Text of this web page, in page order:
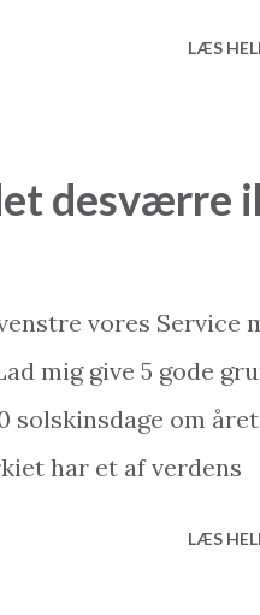
er fra starten af
Dette blog-
Holiday Homes
Udlejning &
seriøse
LÆS
desværre
vores Service
mig give 5 gode
solskinsdage om
har et af verdens
LÆS